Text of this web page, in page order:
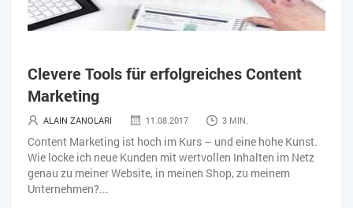
Clevere Tools für erfolgreiches Content
Marketing
ALAIN ZANOLARI 11.08.2017 3 MIN.
Content Marketing ist hoch im Kurs – und eine hohe Kunst.
Wie locke ich neue Kunden mit wertvollen Inhalten im Netz
genau zu meiner Website, in meinen Shop, zu meinem
Unternehmen?...